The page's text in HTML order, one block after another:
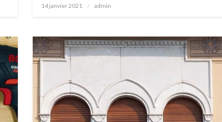
Posted
14 janvier 2021 admin